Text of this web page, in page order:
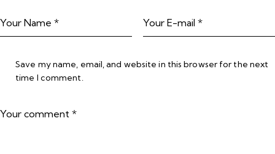
Save my name, email, and website in this browser for the next
time I comment.